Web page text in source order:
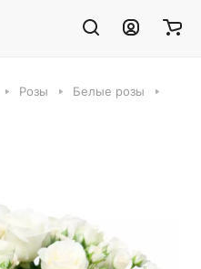
Розы
Белые розы